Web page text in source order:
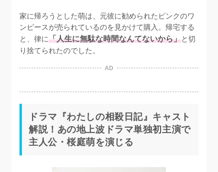
家に帰ろうとした萌は、元彼に勧められたピンクのワ
ンピースが売られているのを見かけて購入。帰宅する
と、律に「人生に無駄な時間なんてないから」と切
り捨てられたのでした。
AD
ドラマ『わたしの相殺日記』キャスト
解説！あの地上波ドラマ単独初主演で
主人公・桜庭萌を演じる